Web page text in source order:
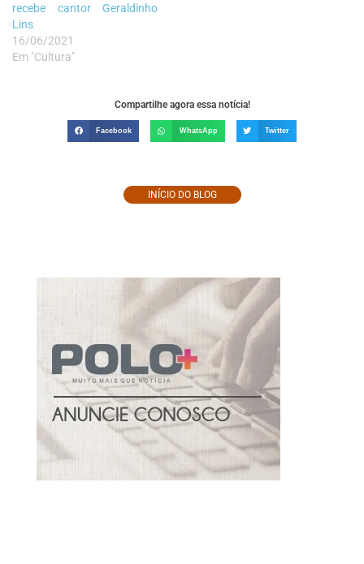
recebe cantor Geraldinho
Lins
16/06/2021
Em "Cultura"
Compartilhe agora essa notícia!
Facebook WhatsApp Twitter
INÍCIO DO BLOG